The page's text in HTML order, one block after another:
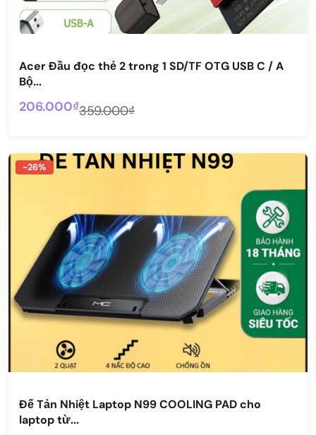
Acer Đầu đọc thẻ 2 trong 1 SD/TF OTG USB C / A
Bộ...
206.000₫359.000₫
-26%
Đế Tản Nhiệt Laptop N99 COOLING PAD cho
laptop từ...